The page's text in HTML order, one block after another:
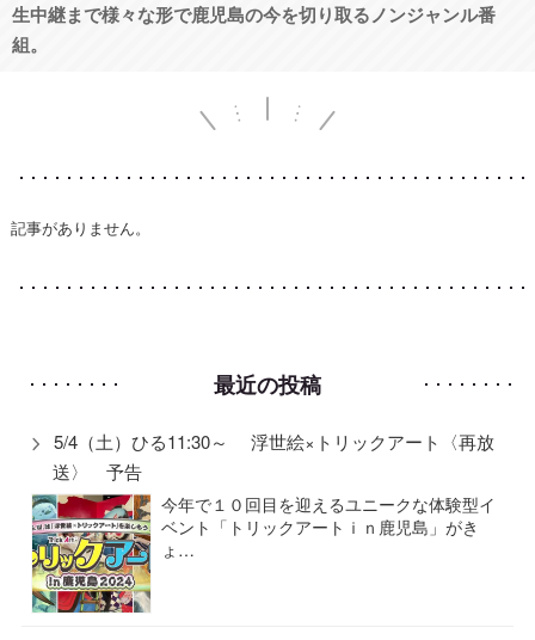
生中継まで様々な形で鹿児島の今を切り取るノンジャンル番
組。
記事がありません。
最近の投稿
5/4（土）ひる11:30～ 浮世絵×トリックアート〈再放
送〉 予告
今年で１０回目を迎えるユニークな体験型イ
ベント「トリックアートｉｎ鹿児島」がき
ょ…